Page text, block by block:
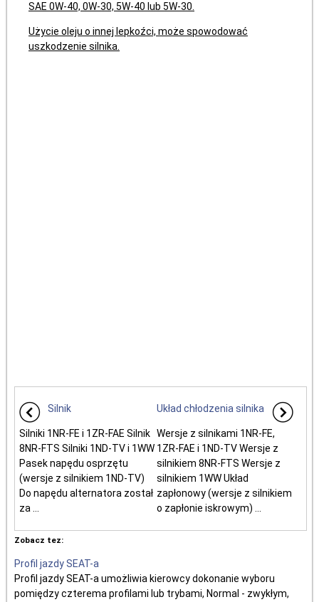
SAE 0W-40, 0W-30, 5W-40 lub 5W-30.
Użycie oleju o innej lepkoźci, może spowodować
uszkodzenie silnika.
Silnik
Silniki 1NR-FE i 1ZR-FAE Silnik
8NR-FTS Silniki 1ND-TV i 1WW
Pasek napędu osprzętu
(wersje z silnikiem 1ND-TV)
Do napędu alternatora został
za ...
Układ chłodzenia silnika
Wersje z silnikami 1NR-FE,
1ZR-FAE i 1ND-TV Wersje z
silnikiem 8NR-FTS Wersje z
silnikiem 1WW Układ
zapłonowy (wersje z silnikiem
o zapłonie iskrowym) ...
Zobacz tez:
Profil jazdy SEAT-a
Profil jazdy SEAT-a umożliwia kierowcy dokonanie wyboru
pomiędzy czterema profilami lub trybami, Normal - zwykłym,